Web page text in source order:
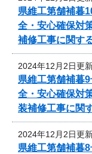
県維工第舗補暮
全・安心確保対
補修工事に関す
2024年12月2日更
県維工第舗補暮
全・安心確保対
装補修工事に関
2024年12月2日更
県維工第舗補暮